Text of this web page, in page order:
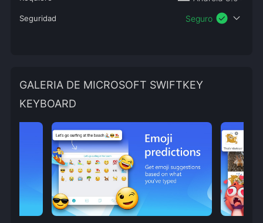
Seguridad Seguro check_circle expand_more
GALERIA DE MICROSOFT SWIFTKEY
KEYBOARD